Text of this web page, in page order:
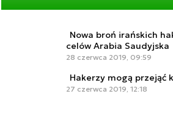
Nowa broń irańskich
celów Arabia Saudyjska
28 czerwca 2019, 09:59
Hakerzy mogą przejąć
27 czerwca 2019, 12:18